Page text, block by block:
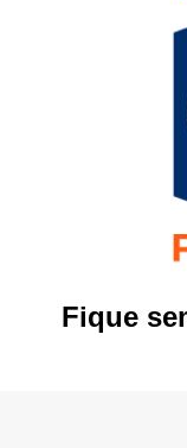
Fique